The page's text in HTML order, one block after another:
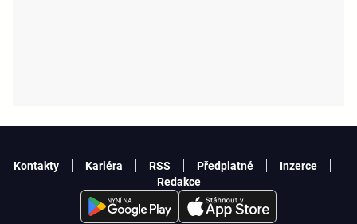
Kontakty Kariéra RSS Předplatné
Inzerce
Redakce